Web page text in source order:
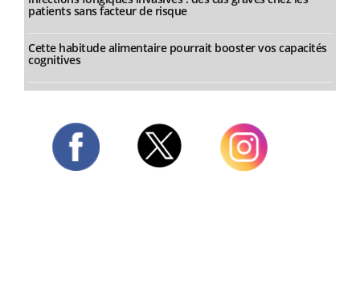
patients sans facteur de risque
Cette habitude alimentaire pourrait booster vos capacités
cognitives